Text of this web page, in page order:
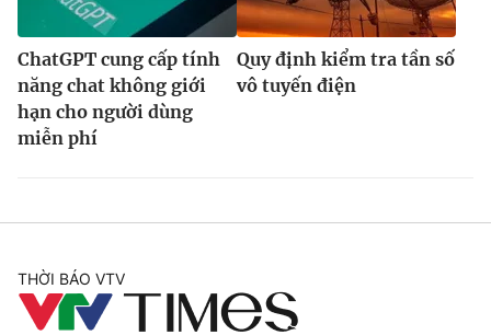
ChatGPT cung cấp tính
năng chat không giới
hạn cho người dùng
miễn phí
Quy định kiểm tra tần số
vô tuyến điện
THỜI BÁO VTV